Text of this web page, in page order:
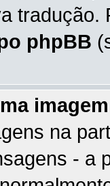
phpBB
na
- a